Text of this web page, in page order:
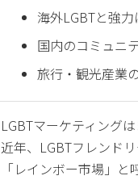
海外LGBTと強
国内のコミュニ
旅行・観光産業
LGBTマーケティング
近年、LGBTフレンド
「レインボー市場」